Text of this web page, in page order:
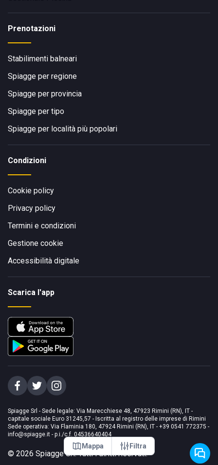
Mappa Filtra
Prenotazioni
Stabilimenti balneari
Spiagge per regione
Spiagge per provincia
Spiagge per tipo
Spiagge per località più popolari
Condizioni
Cookie policy
Privacy policy
Termini e condizioni
Gestione cookie
Accessibilità digitale
Scarica l'app
Spiagge Srl - Sede legale: Via Marecchiese 48, 47923 Rimini (RN), IT -
capitale sociale Euro 31245,57 - Iscritta al registro delle imprese di Rimini
Sede operativa: Via Flaminia 180, 47924 Rimini (RN), IT - +39 0541 772375 -
info@spiagge.it - p.i./c.f. 04536640404
© 2026 Spiagge Srl. Tutti i diritti riservati.